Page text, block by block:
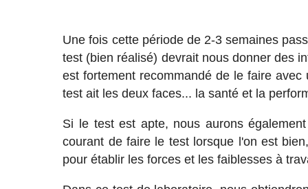
Une fois cette période de 2-3 semaines
test (bien réalisé) devrait nous donner des
est fortement recommandé de le faire
test ait les deux faces... la santé et la
Si le test est apte, nous aurons
courant de faire le test lorsque l'on est
pour établir les forces et les faiblesses à